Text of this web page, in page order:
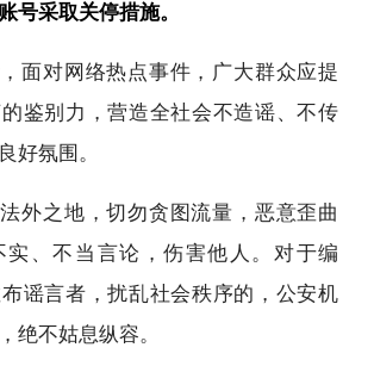
号采取关停措施。
面对网络热点事件，广大群众应提
鉴别力，营造全社会不造谣、不传
好氛围。
外之地，切勿贪图流量，恶意歪曲
实、不当言论，伤害他人。对于编
谣言者，扰乱社会秩序的，公安机
绝不姑息纵容。